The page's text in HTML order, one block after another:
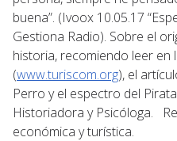
buena”. (Ivoox 10.05.17
Gestiona Radio). Sobre el
historia, recomiendo leer en
(www.turiscom.org), el
Perro y el espectro del
Historiadora y Psicóloga.
económica y turística.